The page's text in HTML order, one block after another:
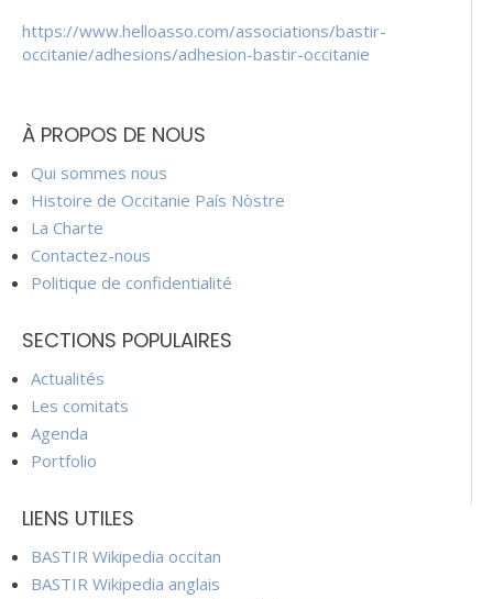
https://www.helloasso.com/associations/bastir-
occitanie/adhesions/adhesion-bastir-occitanie
À PROPOS DE NOUS
Qui sommes nous
Histoire de Occitanie País Nòstre
La Charte
Contactez-nous
Politique de confidentialité
SECTIONS POPULAIRES
Actualités
Les comitats
Agenda
Portfolio
LIENS UTILES
BASTIR Wikipedia occitan
BASTIR Wikipedia anglais